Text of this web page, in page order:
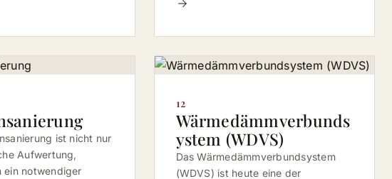
ist nicht nur
Aufwertung,
ein notwendiger
12
Wärmedämmverbunds
ystem (WDVS)
Das Wärmedämmverbundsystem
(WDVS) ist heute eine der